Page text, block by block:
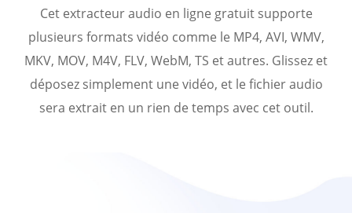
Cet extracteur audio en ligne gratuit supporte
plusieurs formats vidéo comme le MP4, AVI, WMV,
MKV, MOV, M4V, FLV, WebM, TS et autres. Glissez et
déposez simplement une vidéo, et le fichier audio
sera extrait en un rien de temps avec cet outil.